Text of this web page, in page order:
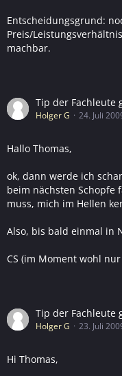
Entscheidungsgrund:
Preis/
machbar.
Tip der Fachleute
Holger G 24. Juli
Hallo Thomas,
ok, dann werde ich
beim nächsten Schopfe
muss, mich im Hellen
Also, bis bald einmal in
CS (im Moment wohl
Tip der Fachleute
Holger G 23. Juli
Hi Thomas,